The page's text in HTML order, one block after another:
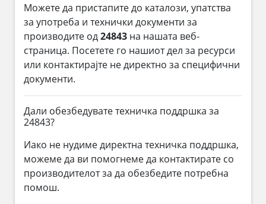
Можете да пристапите до каталози, упатства
за употреба и технички документи за
производите од24843 на нашата веб-
страница. Посетете го нашиот дел за ресурси
или контактирајте не директно за специфични
документи.
Дали обезбедувате техничка поддршка за
24843?
Иако не нудиме директна техничка поддршка,
можеме да ви помогнеме да контактирате со
производителот за да обезбедите потребна
помош.